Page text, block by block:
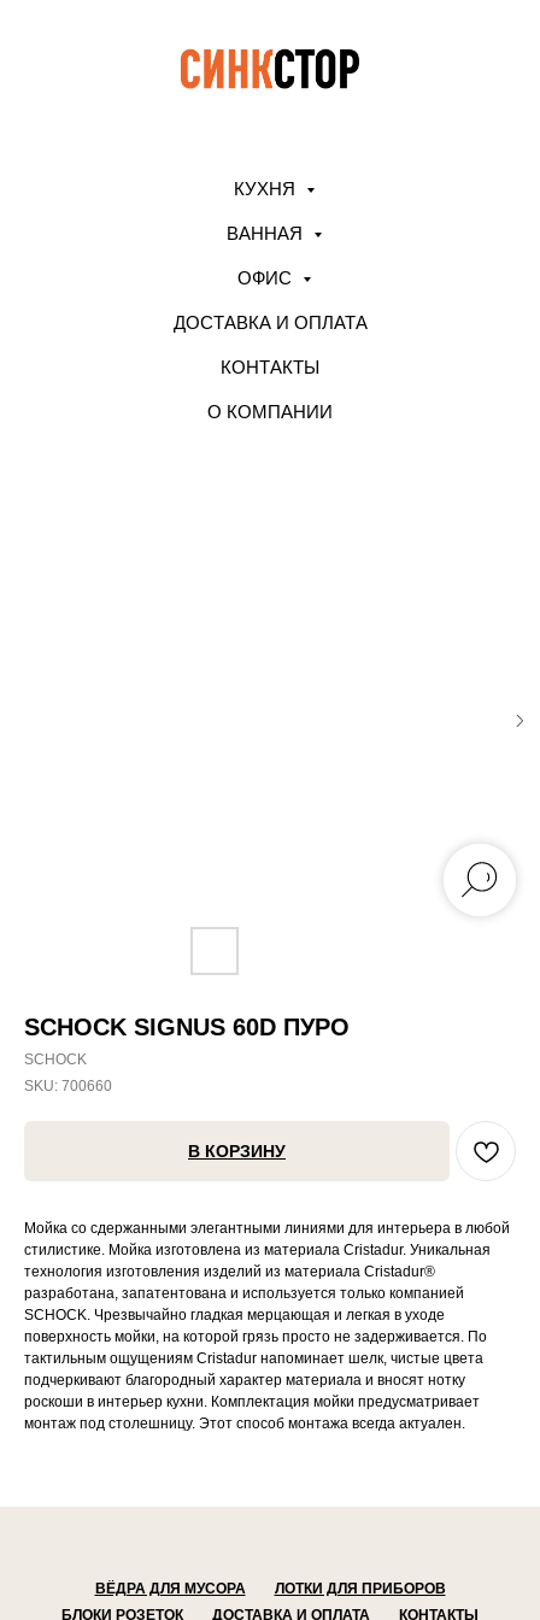
КУХНЯ
ВАННАЯ
ОФИС
ДОСТАВКА И ОПЛАТА
КОНТАКТЫ
О КОМПАНИИ
SCHOCK SIGNUS 60D ПУРО
SCHOCK
SKU: 700660
В КОРЗИНУ
Мойка со сдержанными элегантными линиями для интерьера в любой
стилистике. Мойка изготовлена из материала Cristadur. Уникальная
технология изготовления изделий из материала Cristadur®
разработана, запатентована и используется только компанией
SCHOCK. Чрезвычайно гладкая мерцающая и легкая в уходе
поверхность мойки, на которой грязь просто не задерживается. По
тактильным ощущениям Cristadur напоминает шелк, чистые цвета
подчеркивают благородный характер материала и вносят нотку
роскоши в интерьер кухни. Комплектация мойки предусматривает
монтаж под столешницу. Этот способ монтажа всегда актуален.
ВЁДРА ДЛЯ МУСОРА
ЛОТКИ ДЛЯ ПРИБОРОВ
БЛОКИ РОЗЕТОК
ДОСТАВКА И ОПЛАТА КОНТАКТЫ